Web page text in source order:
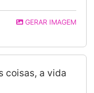
GERAR IMAGEM
coisas, a vida